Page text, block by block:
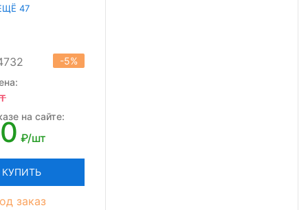
47
-5%
на сайте:
₽/шт
КУПИТЬ
заказ